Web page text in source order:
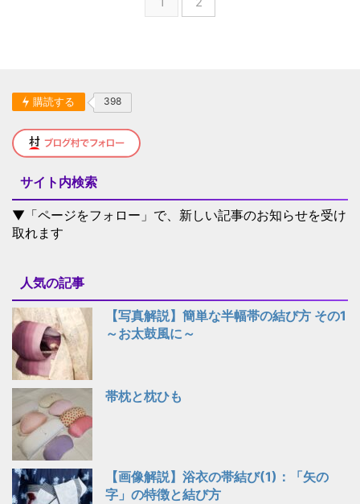
購読する 398
サイト内検索
▼「ページをフォロー」で、新しい記事のお知らせを受け
取れます
人気の記事
【写真解説】簡単な半幅帯の結び方 その1
～お太鼓風に～
帯枕と枕ひも
【画像解説】浴衣の帯結び(1)：「矢の
字」の特徴と結び方